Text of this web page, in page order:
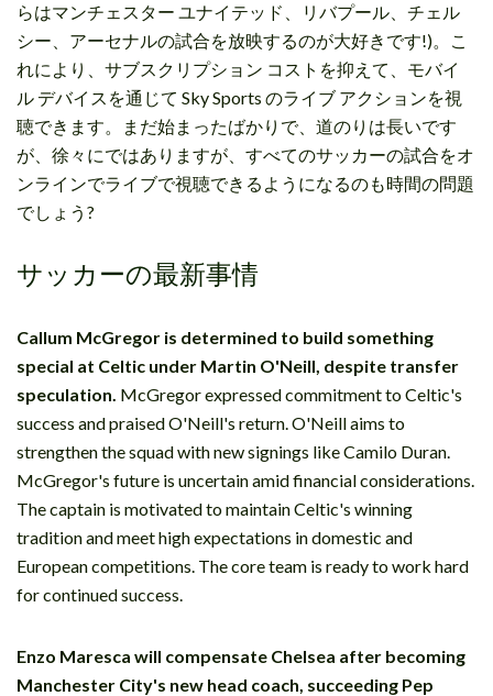
らはマンチェスター ユナイテッド、リバプール、チェル
シー、アーセナルの試合を放映するのが大好きです!)。こ
れにより、サブスクリプション コストを抑えて、モバイ
ル デバイスを通じて Sky Sports のライブ アクションを視
聴できます。まだ始まったばかりで、道のりは長いです
が、徐々にではありますが、すべてのサッカーの試合をオ
ンラインでライブで視聴できるようになるのも時間の問題
でしょう?
サッカーの最新事情
Callum McGregor is determined to build something
special at Celtic under Martin O'Neill, despite transfer
speculation. McGregor expressed commitment to Celtic's
success and praised O'Neill's return. O'Neill aims to
strengthen the squad with new signings like Camilo Duran.
McGregor's future is uncertain amid financial considerations.
The captain is motivated to maintain Celtic's winning
tradition and meet high expectations in domestic and
European competitions. The core team is ready to work hard
for continued success.
Enzo Maresca will compensate Chelsea after becoming
Manchester City's new head coach, succeeding Pep